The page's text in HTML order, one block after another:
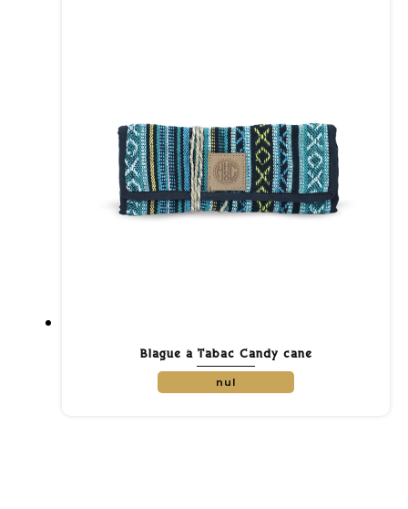
Blague à Tabac Candy cane
nul